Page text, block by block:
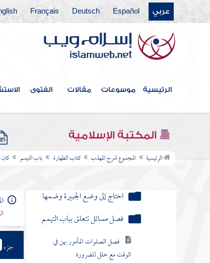
عربي Español
Deutsch
Français
الرئيسية موسوعات مقالات الفتوى
المكتبة الإسلامية
الرئيسية المجموع شرح المهذب كتاب الطهارة باب التيمم
لطهارته في الوقت لغير محتاج
إليه أو باعه لغير حاجته إلى ثمنه
تيمم لعدم الماء ثم رأى في أثناء
تيمم للمرض حيث جوزناه وصلى
وخاف من استعماله لشدة البرد
صلى بغير طهارة لعدم الماء
احتاج إلى وضع الجبيرة وضمها
فصل مسائل تتعلق بباب التيمم
فصل الصلوات المأمور بهن في
الوقت مع خلل للضرورة
جزء